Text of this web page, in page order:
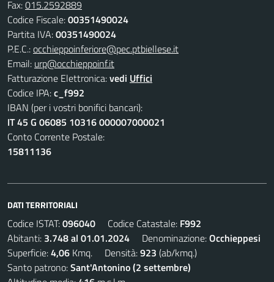
Fax:015.2592889
Codice Fiscale:00351490024
Partita IVA:00351490024
P.E.C.:occhieppoinferiore@pec.ptbiellese.it
Email: urp@occhieppoinf.it
Fatturazione Elettronica:vedi Uffici
Codice IPA:c_f992
IBAN (per i vostri bonifici bancari):
IT 45 G 06085 10316 000007000021
Conto Corrente Postale:
15811136
DATI TERRITORIALI
Codice ISTAT:096040 Codice Catastale: F992
Abitanti: 3.748 al 01.01.2024 Denominazione:Occhieppesi
Superficie:4,06 Kmq. Densità:923 (ab/kmq.)
Santo patrono:Sant'Antonino (2 settembre)